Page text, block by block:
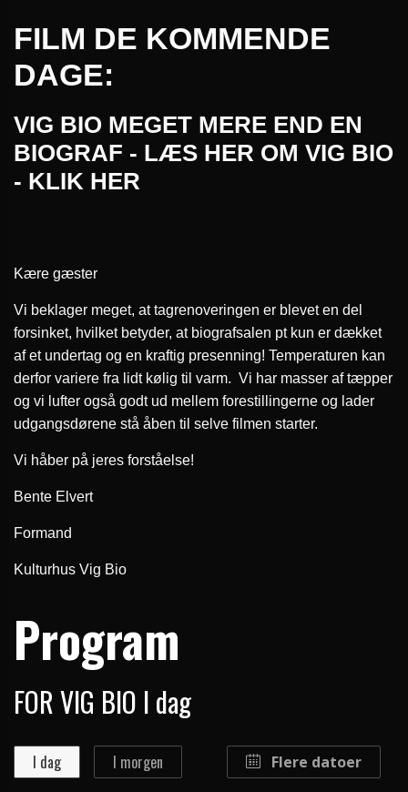
FILM DE KOMMENDE
DAGE:
VIG BIO MEGET MERE END EN
BIOGRAF - LÆS HER OM VIG BIO
- KLIK HER
Kære gæster
Vi beklager meget, at tagrenoveringen er blevet en del
forsinket, hvilket betyder, at biografsalen pt kun er dækket
af et undertag og en kraftig presenning! Temperaturen kan
derfor variere fra lidt kølig til varm. Vi har masser af tæpper
og vi lufter også godt ud mellem forestillingerne og lader
udgangsdørene stå åben til selve filmen starter.
Vi håber på jeres forståelse!
Bente Elvert
Formand
Kulturhus Vig Bio